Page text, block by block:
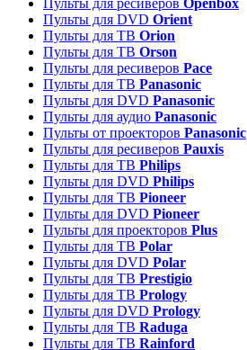
Пульты для DVD Orient
Пульты для ТВ Orion
Пульты для ТВ Orson
Пульты для ресиверов Pace
Пульты для ТВ Panasonic
Пульты для DVD Panasonic
Пульты для аудио Panasonic
Пульты от проекторов Panasonic
Пульты для ресиверов Pauxis
Пульты для ТВ Philips
Пульты для DVD Philips
Пульты для ТВ Pioneer
Пульты для DVD Pioneer
Пульты для проекторов Plus
Пульты для ТВ Polar
Пульты для DVD Polar
Пульты для ТВ Prestigio
Пульты для ТВ Prology
Пульты для DVD Prology
Пульты для ТВ Raduga
Пульты для ТВ Rainford